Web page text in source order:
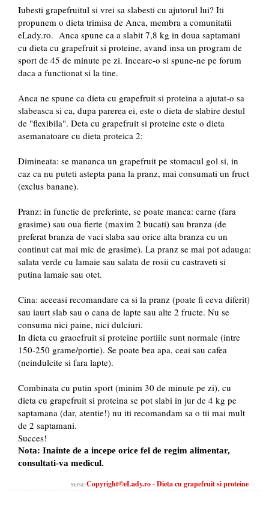
Iubesti grapefruitul si vrei sa slabesti cu ajutorul lui? Iti
propunem o dieta trimisa de Anca, membra a comunitatii
eLady.ro. Anca spune ca a slabit 7,8 kg in doua saptamani
cu dieta cu grapefruit si proteine, avand insa un program de
sport de 45 de minute pe zi. Incearc-o si spune-ne pe forum
daca a functionat si la tine.
Anca ne spune ca dieta cu grapefruit si proteina a ajutat-o sa
slabeasca si ca, dupa parerea ei, este o dieta de slabire destul
de "flexibila". Deta cu grapefruit si proteine este o dieta
asemanatoare cu dieta proteica 2:
Dimineata: se mananca un grapefruit pe stomacul gol si, in
caz ca nu puteti astepta pana la pranz, mai consumati un fruct
(exclus banane).
Pranz: in functie de preferinte, se poate manca: carne (fara
grasime) sau oua fierte (maxim 2 bucati) sau branza (de
preferat branza de vaci slaba sau orice alta branza cu un
continut cat mai mic de grasime). La pranz se mai pot adauga:
salata verde cu lamaie sau salata de rosii cu castraveti si
putina lamaie sau otet.
Cina: aceeasi recomandare ca si la pranz (poate fi ceva diferit)
sau iaurt slab sau o cana de lapte sau alte 2 fructe. Nu se
consuma nici paine, nici dulciuri.
In dieta cu graoefruit si proteine portiile sunt normale (intre
150-250 grame/portie). Se poate bea apa, ceai sau cafea
(neindulcite si fara lapte).
Combinata cu putin sport (minim 30 de minute pe zi), cu
dieta cu grapefruit si proteina se pot slabi in jur de 4 kg pe
saptamana (dar, atentie!) nu iti recomandam sa o tii mai mult
de 2 saptamani.
Succes!
Nota: Inainte de a incepe orice fel de regim alimentar,
consultati-va medicul.
Sursa: Copyright©eLady.ro - Dieta cu grapefruit si proteine